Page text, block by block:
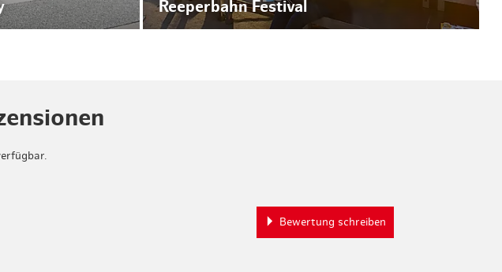
Reeperbahn Festival
Bewertung schreiben